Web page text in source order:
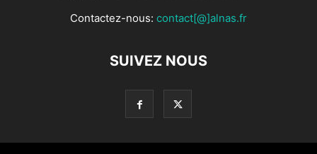
Contactez-nous: contact[@]alnas.fr
SUIVEZ NOUS